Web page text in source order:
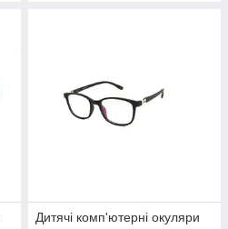
Дитячі комп'ютерні окуляри